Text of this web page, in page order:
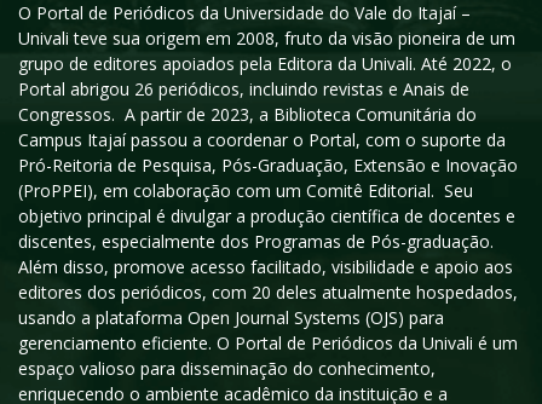
O Portal de Periódicos da Universidade do Vale do Itajaí –
Univali teve sua origem em 2008, fruto da visão pioneira de um
grupo de editores apoiados pela Editora da Univali. Até 2022, o
Portal abrigou 26 periódicos, incluindo revistas e Anais de
Congressos. A partir de 2023, a Biblioteca Comunitária do
Campus Itajaí passou a coordenar o Portal, com o suporte da
Pró-Reitoria de Pesquisa, Pós-Graduação, Extensão e Inovação
(ProPPEI), em colaboração com um Comitê Editorial. Seu
objetivo principal é divulgar a produção científica de docentes e
discentes, especialmente dos Programas de Pós-graduação.
Além disso, promove acesso facilitado, visibilidade e apoio aos
editores dos periódicos, com 20 deles atualmente hospedados,
usando a plataforma Open Journal Systems (OJS) para
gerenciamento eficiente. O Portal de Periódicos da Univali é um
espaço valioso para disseminação do conhecimento,
enriquecendo o ambiente acadêmico da instituição e a